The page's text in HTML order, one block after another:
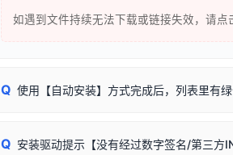
如遇到文件持续无法下载或链接失效，请点
Q 使用【自动安装】方式完成后，列表里有
由于本站驱动包集成了32位和64位驱动，自
Q 安装驱动提示【没有经过数字签名/第三方